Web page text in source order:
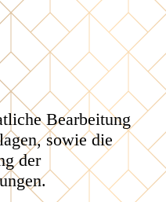
Bearbeitung
sowie die
der